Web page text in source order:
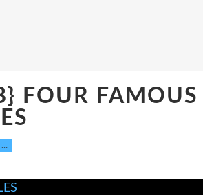
FOUR FAMOUS
…